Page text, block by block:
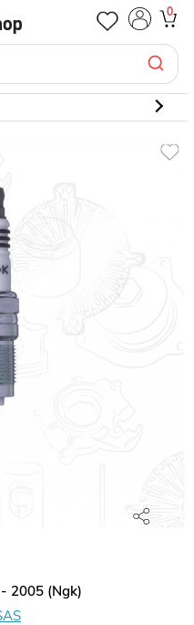
0
2005 (Ngk)